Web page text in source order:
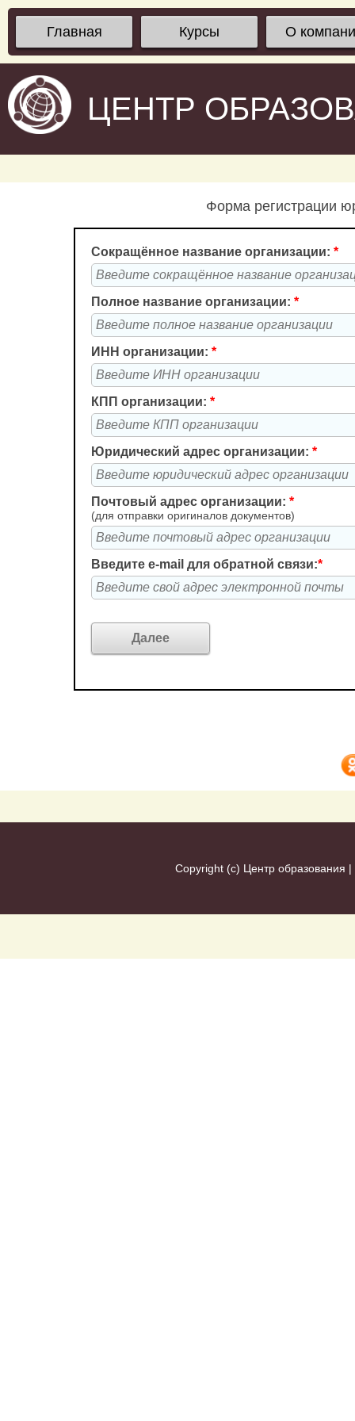
Главная Курсы О
ЦЕНТР
Форма регистрации
Сокращённое название организации: *
Полное название организации: *
ИНН организации: *
КПП организации: *
Юридический адрес организации: *
Почтовый адрес организации: *
(для отправки оригиналов документов)
Введите e-mail для обратной связи:*
Copyright (c) Центр образования |